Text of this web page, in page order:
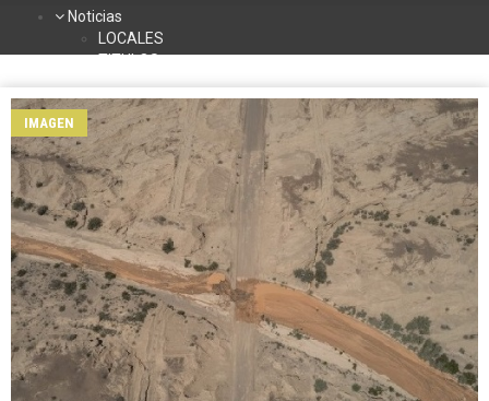
Noticias
LOCALES
TITULOS
NACIONALES
INTERNACIONALES
TURISMO
La Radio
Contacto
Programación
IMAGEN